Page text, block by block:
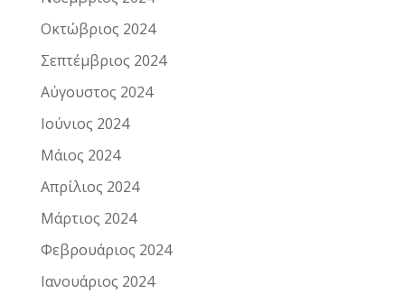
Οκτώβριος 2024
Σεπτέμβριος 2024
Αύγουστος 2024
Ιούνιος 2024
Μάιος 2024
Απρίλιος 2024
Μάρτιος 2024
Φεβρουάριος 2024
Ιανουάριος 2024